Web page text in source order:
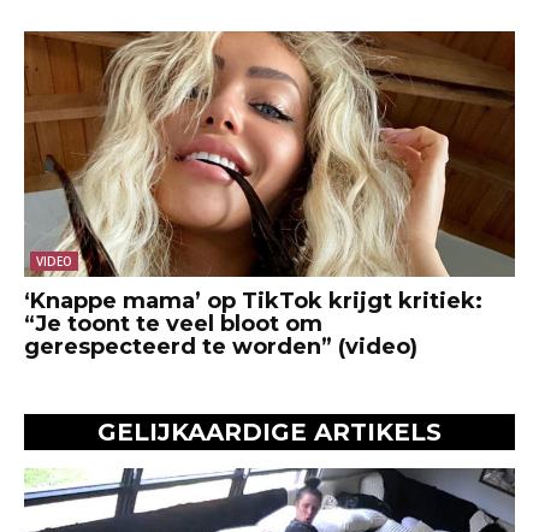
VIDEO
‘Knappe mama’ op TikTok krijgt kritiek:
“Je toont te veel bloot om
gerespecteerd te worden” (video)
GELIJKAARDIGE ARTIKELS